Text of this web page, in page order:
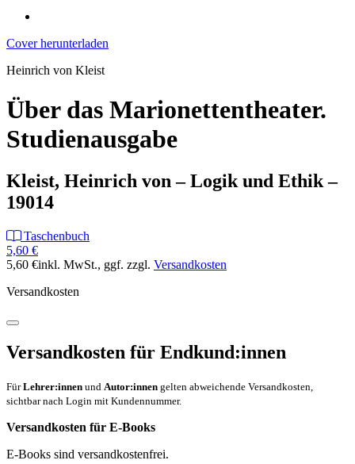
Cover herunterladen
Heinrich von Kleist
Über das Marionettentheater.
Studienausgabe
Kleist, Heinrich von – Logik und Ethik –
19014
Taschenbuch
5,60 €
5,60 €inkl. MwSt., ggf. zzgl. Versandkosten
Versandkosten
Versandkosten für Endkund:innen
FürLehrer:innen und Autor:innen gelten abweichende Versandkosten,
sichtbar nach Login mit Kundennummer.
Versandkosten für E-Books
E-Books sind versandkostenfrei.